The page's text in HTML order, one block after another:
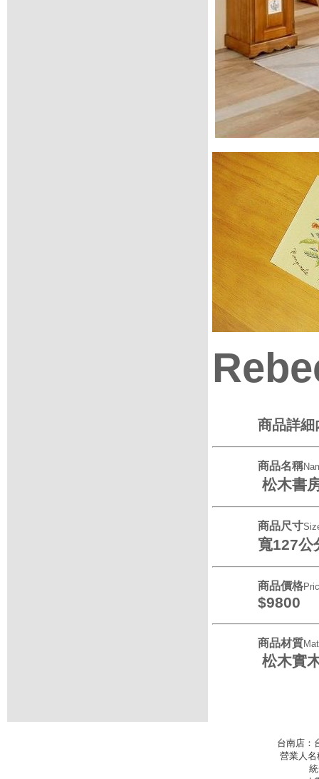
商品詳細
商品名稱
松木書
商品尺寸
寬127公
商品價格
$9800
商品材質
松木實
台南店：
營業人